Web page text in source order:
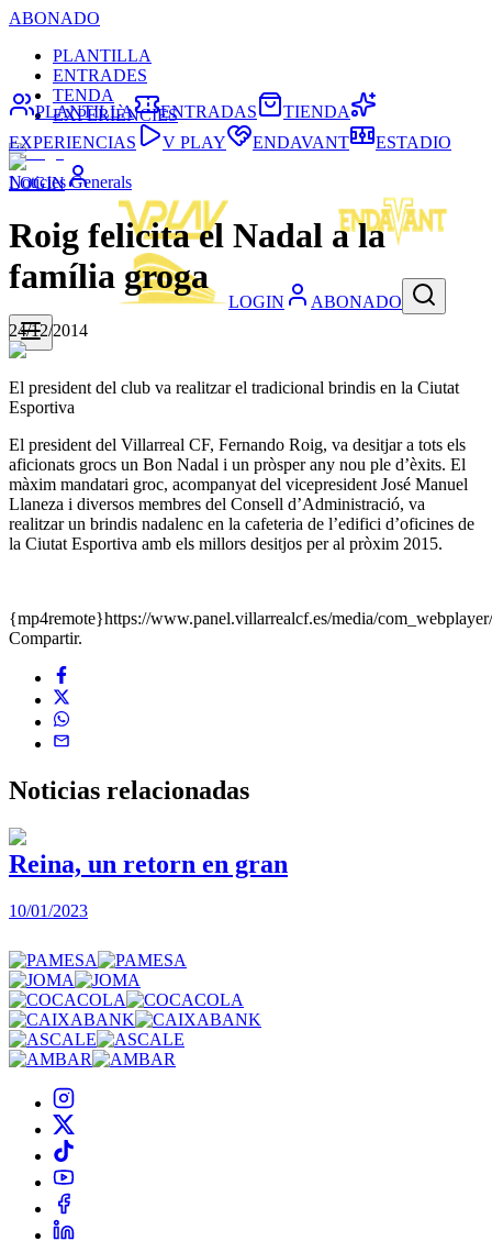
ABONADO
PLANTILLA
ENTRADES
TENDA
EXPERIÈNCIES
LOGIN
LOGIN ABONADO
PLANTILLA ENTRADAS
TIENDA
EXPERIENCIAS
V PLAY ENDAVANT ESTADIO
Noticies Generals
Roig felicita el Nadal a la
família groga
24/12/2014
El president del club va realitzar el tradicional brindis en la Ciutat
Esportiva
El president del Villarreal CF, Fernando Roig, va desitjar a tots els
aficionats grocs un Bon Nadal i un pròsper any nou ple d’èxits. El
màxim mandatari groc, acompanyat del vicepresident José Manuel
Llaneza i diversos membres del Consell d’Administració, va
realitzar un brindis nadalenc en la cafeteria de l’edifici d’oficines de
la Ciutat Esportiva amb els millors desitjos per al pròxim 2015.
{mp4remote}https://www.panel.villarrealcf.es/media/
Compartir.
Noticias relacionadas
Reina, un retorn en gran
10/01/2023